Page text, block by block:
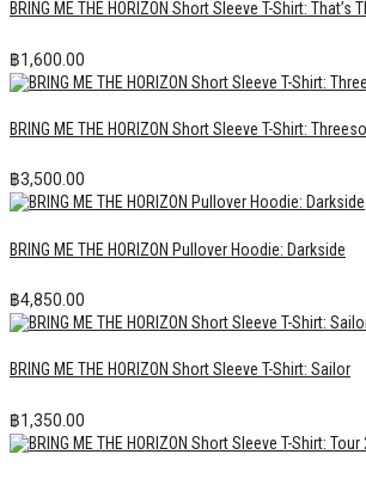
BRING ME THE HORIZON Short Sleeve T-Shirt: That’s
฿1,600.00
BRING ME THE HORIZON Short Sleeve T-Shirt:
฿3,500.00
BRING ME THE HORIZON Pullover Hoodie: Darkside
฿4,850.00
BRING ME THE HORIZON Short Sleeve T-Shirt: Sailor
฿1,350.00